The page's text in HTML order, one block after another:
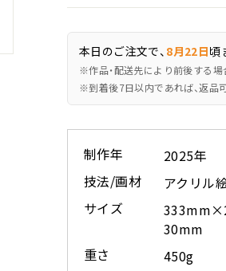
本日のご注文で、 8月22日頃
※作品・配送先により前後する
※到着後7日以内であれば、返品
制作年
2025年
技法/画材
アクリル
サイズ
30mm
重さ
450g